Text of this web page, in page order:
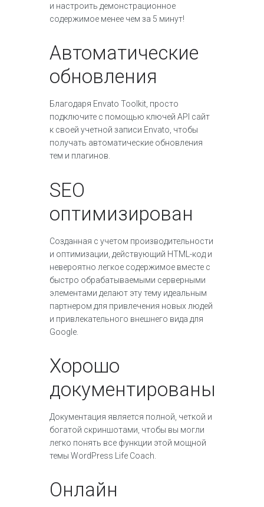
и настроить демонстрационное
содержимое менее чем за 5 минут!
Автоматические
обновления
Благодаря Envato Toolkit, просто
подключите с помощью ключей API сайт
к своей учетной записи Envato, чтобы
получать автоматические обновления
тем и плагинов.
SEO
оптимизирован
Созданная с учетом производительности
и оптимизации, действующий HTML-код и
невероятно легкое содержимое вместе с
быстро обрабатываемыми серверными
элементами делают эту тему идеальным
партнером для привлечения новых людей
и привлекательного внешнего вида для
Google.
Хорошо
документированы
Документация является полной, четкой и
богатой скриншотами, чтобы вы могли
легко понять все функции этой мощной
темы WordPress Life Coach.
Онлайн